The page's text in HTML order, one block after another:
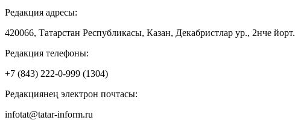
Редакция адресы:
420066, Татарстан Республикасы, Казан, Декабристлар ур., 2нче йорт.
Редакция телефоны:
+7 (843) 222-0-999 (1304)
Редакциянең электрон почтасы:
infotat@tatar-inform.ru